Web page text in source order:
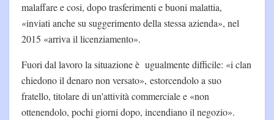
malaffare e cosi, dopo trasferimenti e buoni malattia,
«inviati anche su suggerimento della stessa azienda», nel
2015 «arriva il licenziamento».
Fuori dal lavoro la situazione è ugualmente difficile: «i clan
chiedono il denaro non versato», estorcendolo a suo
fratello, titolare di un'attività commerciale e «non
ottenendolo, pochi giorni dopo, incendiano il negozio».